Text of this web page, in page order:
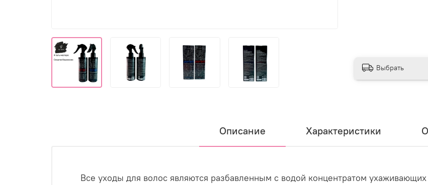
Выбрать
Описание Характеристики
Все уходы для волос являются разбавленным с водой концентратом